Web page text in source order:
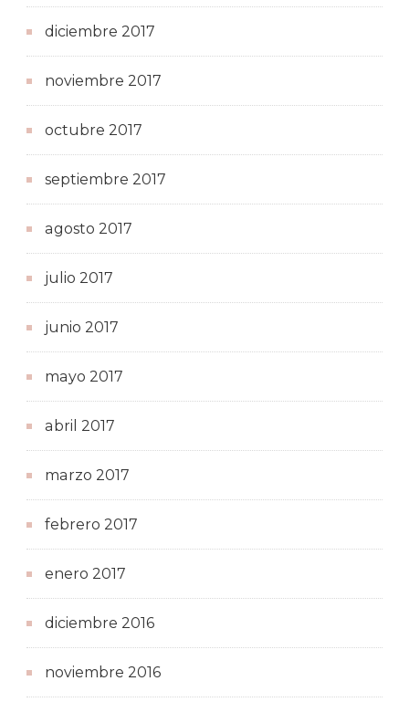
diciembre 2017
noviembre 2017
octubre 2017
septiembre 2017
agosto 2017
julio 2017
junio 2017
mayo 2017
abril 2017
marzo 2017
febrero 2017
enero 2017
diciembre 2016
noviembre 2016